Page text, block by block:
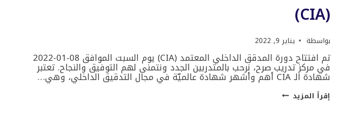
(CIA)
بواسطة يناير 9, 2022
تم افتتاح دورة المدقق الداخلي المعتمد (CIA) يوم السبت الموافق 08-01-2022
في مركز تدريب صرح، نرحب بالمتدربين الجدد ونتمنى لهم التوفيق والنجاح. تعتبر
شهادة الـ CIA أهم وأشهر شهادة عالميّة في مجال التدقيق الداخلي، وهي…
إقرأ المزيد افتتاح
دورة